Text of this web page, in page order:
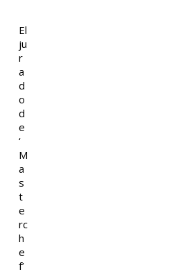
El
ju
r
a
d
o
d
e
‘
M
a
s
t
e
rc
h
e
f’